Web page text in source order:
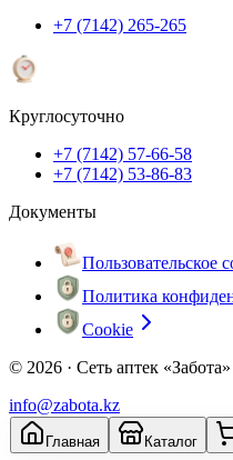
+7 (7142) 265-265
Круглосуточно
+7 (7142) 57-66-58
+7 (7142) 53-86-83
Документы
Пользовательское
Политика
Cookie
© 2026 · Сеть аптек
info@zabota.kz
Главная Каталог